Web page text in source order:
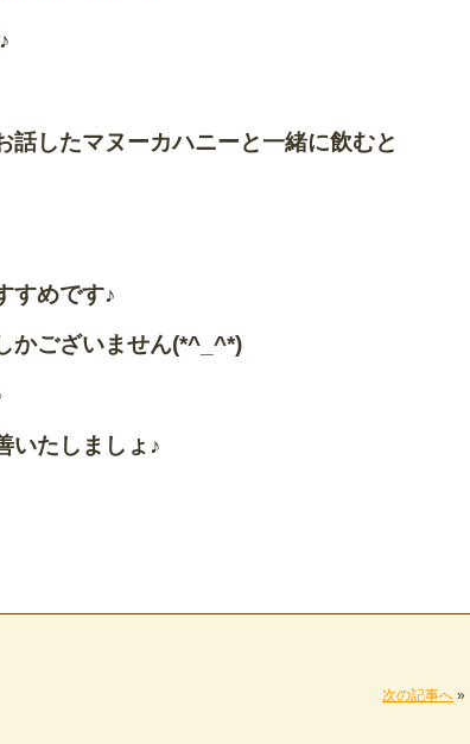
話したマヌーカハニーと一緒に飲むと
すめです♪
かございません(*^_^*)
いたしましょ♪
次の記事へ »